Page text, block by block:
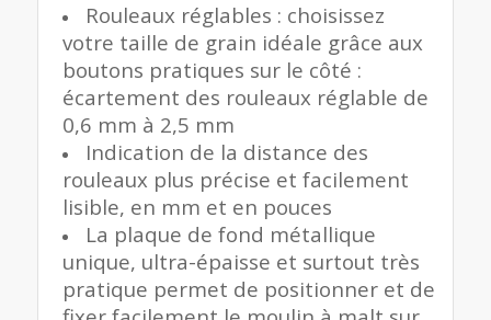
Rouleaux réglables : choisissez
votre taille de grain idéale grâce aux
boutons pratiques sur le côté :
écartement des rouleaux réglable de
0,6 mm à 2,5 mm
Indication de la distance des
rouleaux plus précise et facilement
lisible, en mm et en pouces
La plaque de fond métallique
unique, ultra-épaisse et surtout très
pratique permet de positionner et de